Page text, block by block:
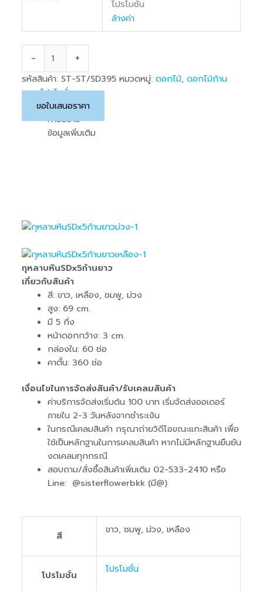
โปรโมชั่น
ล้างค่า
- +
รหัสสินค้า: ST-ST/SD395 หมวดหมู่:ดอกไม้,ดอกไม้ก้าน
ยาว,โปรโมชั่น
ขอใบเสนอราคา
คำอธิบาย
ข้อมูลเพิ่มเติม
กุหลาบหินSDx5ก้านยาว
เกี่ยวกับสินค้า
สี: ขาว, เหลือง, ชมพู, ม่วง
สูง: 69 cm.
มี 5 กิ่ง
หน้าดอกกว้าง: 3 cm.
กล่องใน: 60 ช่อ
คาตั้น: 360 ช่อ
เงื่อนไขในการจัดส่งสินค้า/รับเคลมสินค้า
ค่าบริการจัดส่งเริ่มต้น 100 บาท เริ่มจัดส่งออเดอร์
ภายใน 2-3 วันหลังจากชำระเงิน
ในกรณีเคลมสินค้า กรุณาถ่ายวิดีโอขณะแกะสินค้า เพื่อ
ใช้เป็นหลักฐานในการเคลมสินค้า หากไม่มีหลักฐานยืนยัน
งดเคลมทุกกรณี
สอบถาม/สั่งซื้อสินค้าเพิ่มเติม 02-533-2410 หรือ
Line: @sisterflowerbkk (มี@)
สี ขาว, ชมพู, ม่วง, เหลือง
โปรโมชั่น โปรโมชั่น